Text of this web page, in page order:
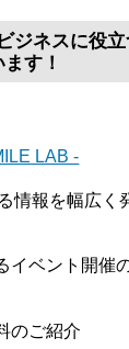
ジネスに役
す！
LAB -
情報を幅広く
イベント開催
のご紹介